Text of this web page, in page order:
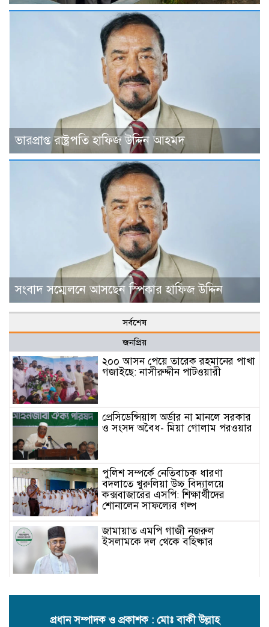
ভারপ্রাপ্ত রাষ্ট্রপতি হাফিজ উদ্দিন আহমদ
সংবাদ সম্মেলনে আসছেন স্পিকার হাফিজ উদ্দিন
সর্বশেষ
জনপ্রিয়
২০০ আসন পেয়ে তারেক রহমানের পাখা
গজাইছে: নাসীরুদ্দীন পাটওয়ারী
প্রেসিডেন্সিয়াল অর্ডার না মানলে সরকার
ও সংসদ অবৈধ- মিয়া গোলাম পরওয়ার
পুলিশ সম্পর্কে নেতিবাচক ধারণা
বদলাতে খুরুলিয়া উচ্চ বিদ্যালয়ে
কক্সবাজারের এসপি: শিক্ষার্থীদের
শোনালেন সাফল্যের গল্প
জামায়াত এমপি গাজী নজরুল
ইসলামকে দল থেকে বহিষ্কার
বন্যায় নিহত বশির আহমদের পরিবারকে
প্রধান সম্পাদক ও প্রকাশক : মোঃ বাকী উল্লাহ